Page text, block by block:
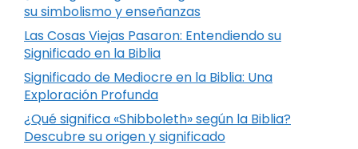
su simbolismo y enseñanzas
Las Cosas Viejas Pasaron: Entendiendo su
Significado en la Biblia
Significado de Mediocre en la Biblia: Una
Exploración Profunda
¿Qué significa «Shibboleth» según la Biblia?
Descubre su origen y significado